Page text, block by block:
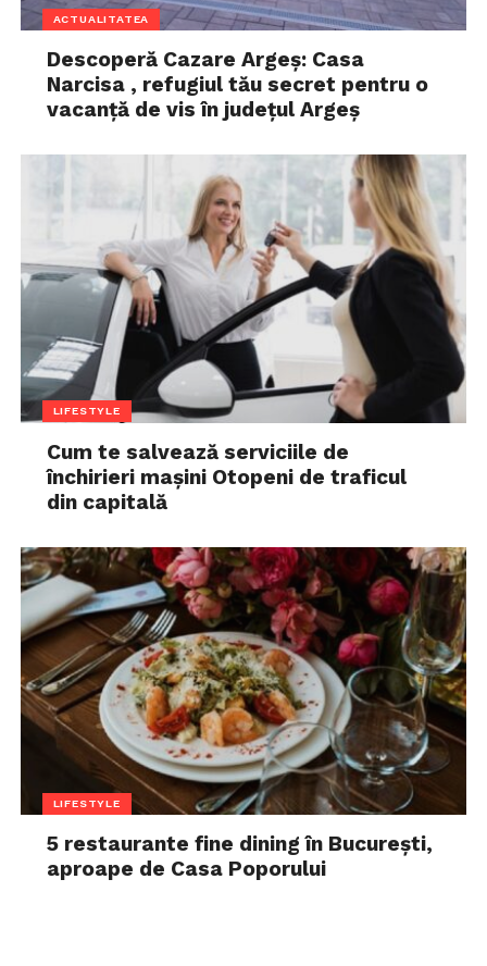
ACTUALITATEA
Descoperă Cazare Argeș: Casa
Narcisa , refugiul tău secret pentru o
vacanță de vis în județul Argeș
LIFESTYLE
Cum te salvează serviciile de
închirieri mașini Otopeni de traficul
din capitală
LIFESTYLE
5 restaurante fine dining în București,
aproape de Casa Poporului